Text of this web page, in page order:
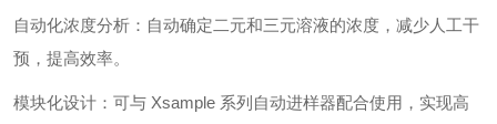
自动化浓度分析：自动确定二元和三元溶液的浓度，减少人工干
预，提高效率。
模块化设计：可与 Xsample 系列自动进样器配合使用，实现高